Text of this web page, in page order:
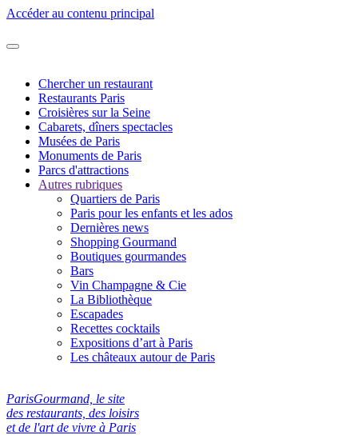
Accéder au contenu principal
Chercher un restaurant
Restaurants Paris
Croisières sur la Seine
Cabarets, dîners spectacles
Musées de Paris
Monuments de Paris
Parcs d'attractions
Autres rubriques
Quartiers de Paris
Paris pour les enfants et les ados
Dernières news
Shopping Gourmand
Boutiques gourmandes
Bars
Vin Champagne & Cie
La Bibliothèque
Escapades
Recettes cocktails
Expositions d’art à Paris
Les châteaux autour de Paris
ParisGourmand, le site
des restaurants, des loisirs
et de l'art de vivre à Paris